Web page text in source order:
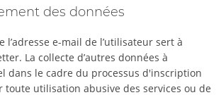
des données
l’adresse e-mail de l’utilisateur sert à
La collecte d’autres données à
dans le cadre du processus d'inscription
toute utilisation abusive des services ou de